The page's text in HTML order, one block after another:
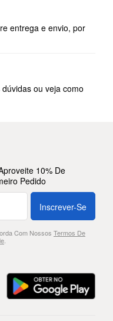
entrega e envio, por
ou veja como
10% De
Pedido
Inscrever-Se
Com Nossos Termos De
.